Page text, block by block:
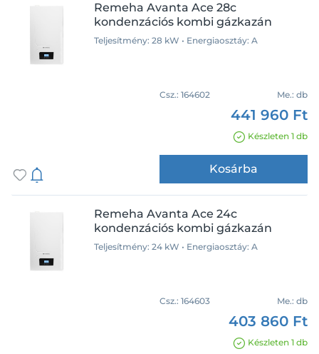
Remeha Avanta Ace 28c
kondenzációs kombi gázkazán
Teljesítmény: 28 kW • Energiaosztáy: A
Csz.: 164602 Me.: db
441 960 Ft
Készleten 1 db
Kosárba
Remeha Avanta Ace 24c
kondenzációs kombi gázkazán
Teljesítmény: 24 kW • Energiaosztáy: A
Csz.: 164603 Me.: db
403 860 Ft
Készleten 1 db
52 dB
53 dB
Termékcsalád
Alteas
Tzarra
Tzerra
5 év